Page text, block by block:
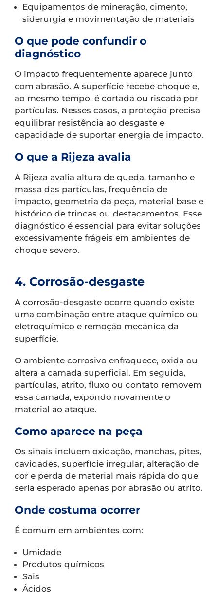
Equipamentos de mineração, cimento,
siderurgia e movimentação de materiais
O que pode confundir o
diagnóstico
O impacto frequentemente aparece junto
com abrasão. A superfície recebe choque e,
ao mesmo tempo, é cortada ou riscada por
partículas. Nesses casos, a proteção precisa
equilibrar resistência ao desgaste e
capacidade de suportar energia de impacto.
O que a Rijeza avalia
A Rijeza avalia altura de queda, tamanho e
massa das partículas, frequência de
impacto, geometria da peça, material base e
histórico de trincas ou destacamentos. Esse
diagnóstico é essencial para evitar soluções
excessivamente frágeis em ambientes de
choque severo.
4. Corrosão-desgaste
A corrosão-desgaste ocorre quando existe
uma combinação entre ataque químico ou
eletroquímico e remoção mecânica da
superfície.
O ambiente corrosivo enfraquece, oxida ou
altera a camada superficial. Em seguida,
partículas, atrito, fluxo ou contato removem
essa camada, expondo novamente o
material ao ataque.
Como aparece na peça
Os sinais incluem oxidação, manchas, pites,
cavidades, superfície irregular, alteração de
cor e perda de material mais rápida do que
seria esperado apenas por abrasão ou atrito.
Onde costuma ocorrer
É comum em ambientes com:
Umidade
Produtos químicos
Sais
Ácidos